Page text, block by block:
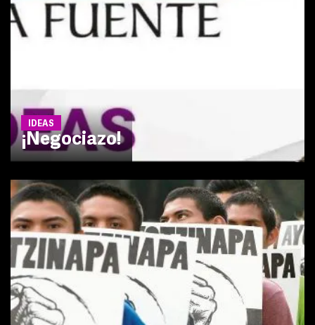
IDEAS
¡Negociazo!